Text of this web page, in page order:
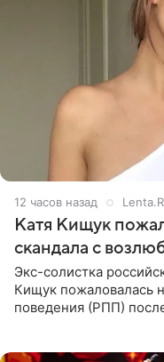
12 часов назад
Катя Кищук
скандала с
Экс-солистка
Кищук пожаловалась
поведения (РПП)